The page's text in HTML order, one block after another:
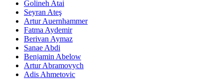
Golineh Atai
Seyran Ateş
Artur Auernhammer
Fatma Aydemir
Berivan Aymaz
Sanae Abdi
Benjamin Abelow
Artur Abramovych
Adis Ahmetovic